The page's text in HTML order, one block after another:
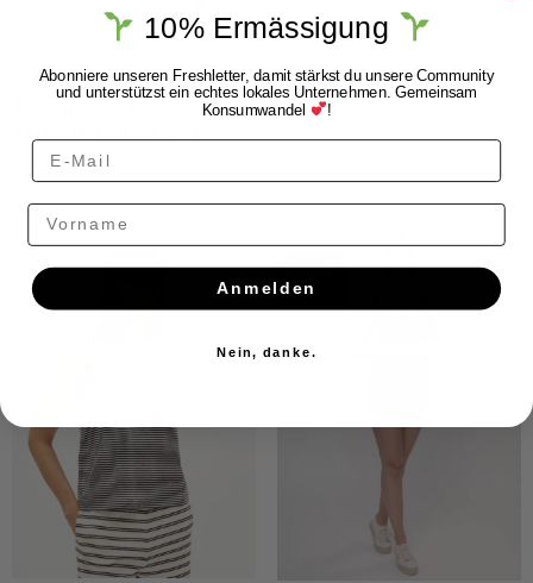
Patagonia
Patagonia Garden
69.00 CHF
$ALE
10% Ermässigung
Abonniere unseren Freshletter, damit stärkst du unsere Community
und unterstützst ein echtes lokales Unternehmen. Gemeinsam
Konsumwandel !
Vorname
Anmelden
Nein, danke.